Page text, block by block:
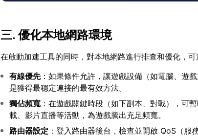
三. 優化本地網路環境
在啟動加速工具的同時，對本地網路進行排查和優化，可
有線優先：如果條件允許，讓遊戲設備（如電腦、遊
是獲得最穩定連接的最有效方法。
獨佔頻寬：在遊戲關鍵時段（如下副本、對戰），可
載、影片直播等活動，為遊戲騰出充足頻寬。
路由器設定 ：登入路由器後台，檢查並開啟 QoS（服